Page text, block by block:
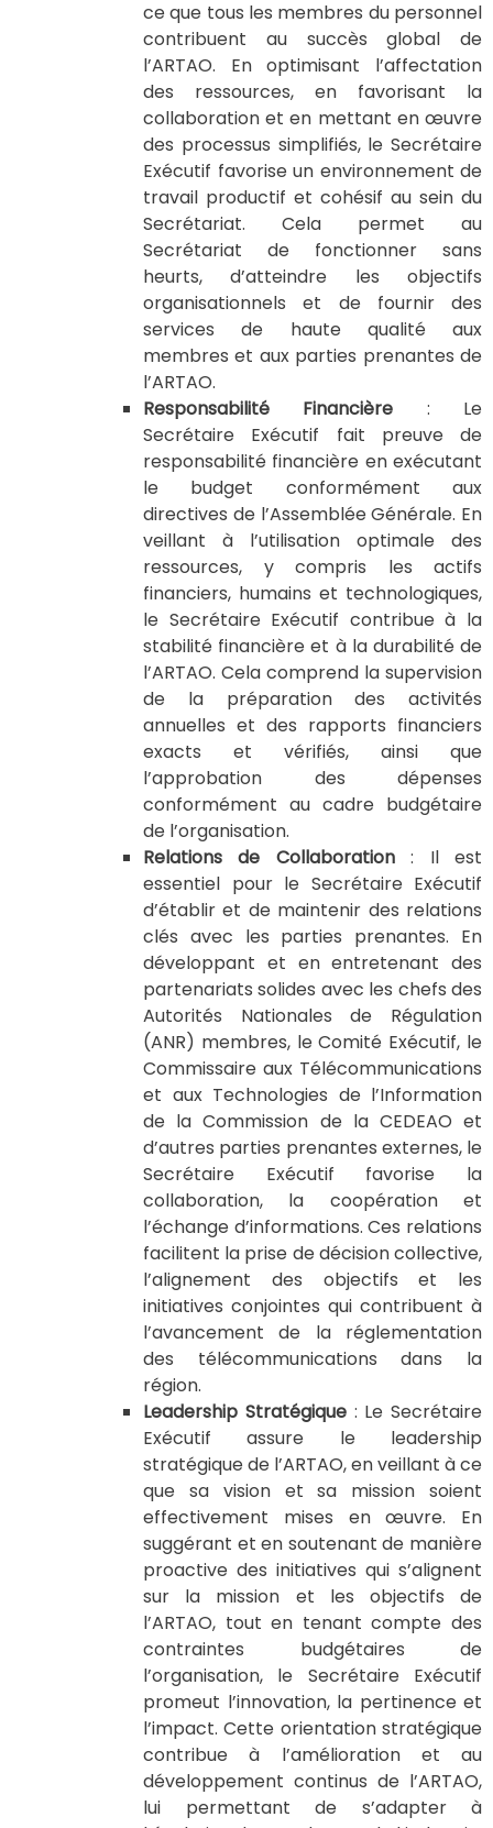
ce que tous les membres du personnel
contribuent au succès global de
l’ARTAO. En optimisant l’affectation
des ressources, en favorisant la
collaboration et en mettant en œuvre
des processus simplifiés, le Secrétaire
Exécutif favorise un environnement de
travail productif et cohésif au sein du
Secrétariat. Cela permet au
Secrétariat de fonctionner sans
heurts, d’atteindre les objectifs
organisationnels et de fournir des
services de haute qualité aux
membres et aux parties prenantes de
l’ARTAO.
Responsabilité Financière : Le
Secrétaire Exécutif fait preuve de
responsabilité financière en exécutant
le budget conformément aux
directives de l’Assemblée Générale. En
veillant à l’utilisation optimale des
ressources, y compris les actifs
financiers, humains et technologiques,
le Secrétaire Exécutif contribue à la
stabilité financière et à la durabilité de
l’ARTAO. Cela comprend la supervision
de la préparation des activités
annuelles et des rapports financiers
exacts et vérifiés, ainsi que
l’approbation des dépenses
conformément au cadre budgétaire
de l’organisation.
Relations de Collaboration: Il est
essentiel pour le Secrétaire Exécutif
d’établir et de maintenir des relations
clés avec les parties prenantes. En
développant et en entretenant des
partenariats solides avec les chefs des
Autorités Nationales de Régulation
(ANR) membres, le Comité Exécutif, le
Commissaire aux Télécommunications
et aux Technologies de l’Information
de la Commission de la CEDEAO et
d’autres parties prenantes externes, le
Secrétaire Exécutif favorise la
collaboration, la coopération et
l’échange d’informations. Ces relations
facilitent la prise de décision collective,
l’alignement des objectifs et les
initiatives conjointes qui contribuent à
l’avancement de la réglementation
des télécommunications dans la
région.
Leadership Stratégique: Le Secrétaire
Exécutif assure le leadership
stratégique de l’ARTAO, en veillant à ce
que sa vision et sa mission soient
effectivement mises en œuvre. En
suggérant et en soutenant de manière
proactive des initiatives qui s’alignent
sur la mission et les objectifs de
l’ARTAO, tout en tenant compte des
contraintes budgétaires de
l’organisation, le Secrétaire Exécutif
promeut l’innovation, la pertinence et
l’impact. Cette orientation stratégique
contribue à l’amélioration et au
développement continus de l’ARTAO,
lui permettant de s’adapter à